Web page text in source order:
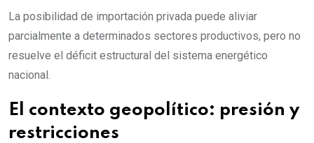
La posibilidad de importación privada puede aliviar
parcialmente a determinados sectores productivos, pero no
resuelve el déficit estructural del sistema energético
nacional.
El contexto geopolítico: presión y
restricciones